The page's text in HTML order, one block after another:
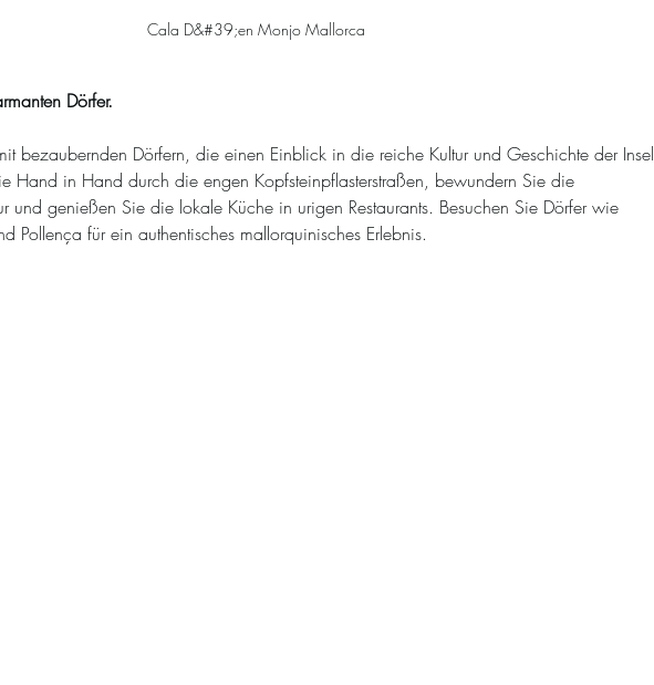
Cala D&#39;en Monjo Mallorca
Dörfer.
bezaubernden Dörfern, die einen Einblick in die reiche Kultur und Geschichte der Insel
Hand in Hand durch die engen Kopfsteinpflasterstraßen, bewundern Sie die
und genießen Sie die lokale Küche in urigen Restaurants. Besuchen Sie Dörfer wie
Pollença für ein authentisches mallorquinisches Erlebnis.